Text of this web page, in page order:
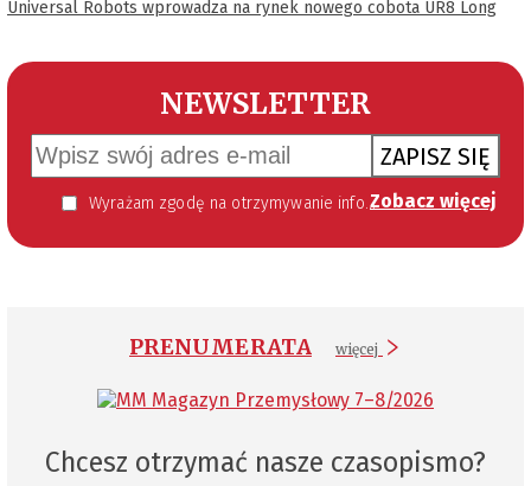
Universal Robots wprowadza na rynek nowego cobota UR8 Long
NEWSLETTER
ZAPISZ SIĘ
Wyrażam zgodę na otrzymywanie informacji handlowej kierowanej do mnie za pomocą środków komunikacji elektronicznej w szczególności poczty elektronicznej zgodnie z przepisem art. 10 ust 2 ustawy z dnia 18 lipca 2002 roku o świadczeniu usług drogą elektroniczną (Dz. U. 144 z 2002 r. poz. 1204). Zgoda jest dobrowolna, jednak jej wyrażenie jest konieczne, aby otrzymywać newsletter. Zobacz więcej
PRENUMERATA więcej
Chcesz otrzymać nasze czasopismo?